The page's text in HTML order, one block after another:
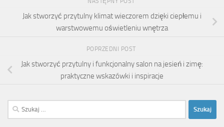
Jak stworzyć przytulny klimat wieczorem dzięki ciepłemu i
warstwowemu oświetleniu wnętrza
POPRZEDNI POST
Jak stworzyć przytulny i funkcjonalny salon na jesień i zimę:
praktyczne wskazówki i inspiracje
Szukaj: